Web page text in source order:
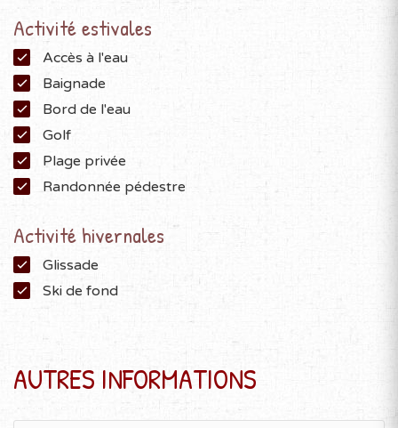
Activité estivales
Accès à l'eau
Baignade
Bord de l'eau
Golf
Plage privée
Randonnée pédestre
Activité hivernales
Glissade
Ski de fond
AUTRES INFORMATIONS